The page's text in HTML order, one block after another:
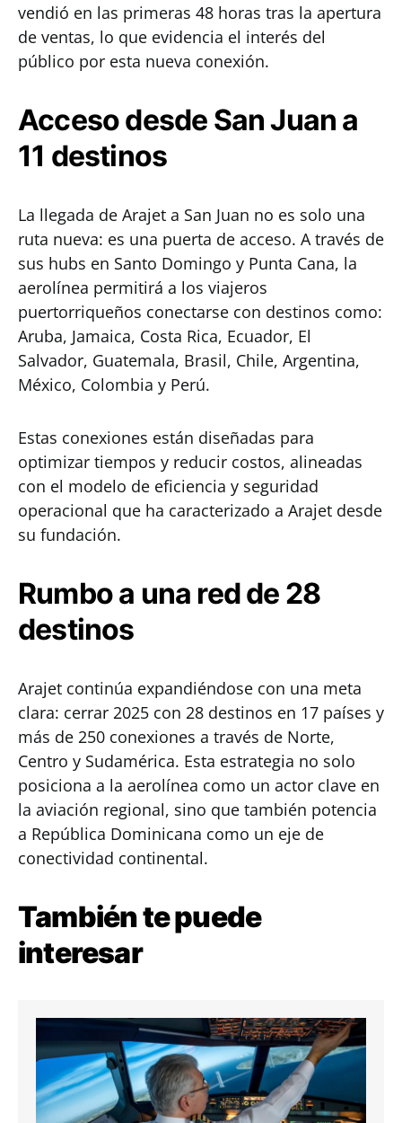
vendió en las primeras 48 horas tras la apertura
de ventas, lo que evidencia el interés del
público por esta nueva conexión.
Acceso desde San Juan a
11 destinos
La llegada de Arajet a San Juan no es solo una
ruta nueva: es una puerta de acceso. A través de
sus hubs en Santo Domingo y Punta Cana, la
aerolínea permitirá a los viajeros
puertorriqueños conectarse con destinos como:
Aruba, Jamaica, Costa Rica, Ecuador, El
Salvador, Guatemala, Brasil, Chile, Argentina,
México, Colombia y Perú.
Estas conexiones están diseñadas para
optimizar tiempos y reducir costos, alineadas
con el modelo de eficiencia y seguridad
operacional que ha caracterizado a Arajet desde
su fundación.
Rumbo a una red de 28
destinos
Arajet continúa expandiéndose con una meta
clara: cerrar 2025 con 28 destinos en 17 países y
más de 250 conexiones a través de Norte,
Centro y Sudamérica. Esta estrategia no solo
posiciona a la aerolínea como un actor clave en
la aviación regional, sino que también potencia
a República Dominicana como un eje de
conectividad continental.
También te puede
interesar